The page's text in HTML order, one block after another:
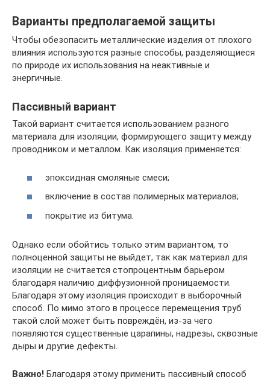
Варианты предполагаемой защиты
Чтобы обезопасить металлические изделия от плохого
влияния используются разные способы, разделяющиеся
по природе их использования на неактивные и
энергичные.
Пассивный вариант
Такой вариант считается использованием разного
материала для изоляции, формирующего защиту между
проводником и металлом. Как изоляция применяется:
эпоксидная смоляные смеси;
включение в состав полимерных материалов;
покрытие из битума.
Однако если обойтись только этим вариантом, то
полноценной защиты не выйдет, так как материал для
изоляции не считается стопроцентным барьером
благодаря наличию диффузионной проницаемости.
Благодаря этому изоляция происходит в выборочный
способ. По мимо этого в процессе перемещения труб
такой слой может быть повреждён, из-за чего
появляются существенные царапины, надрезы, сквозные
дыры и другие дефекты.
Важно! Благодаря этому применить пассивный способ